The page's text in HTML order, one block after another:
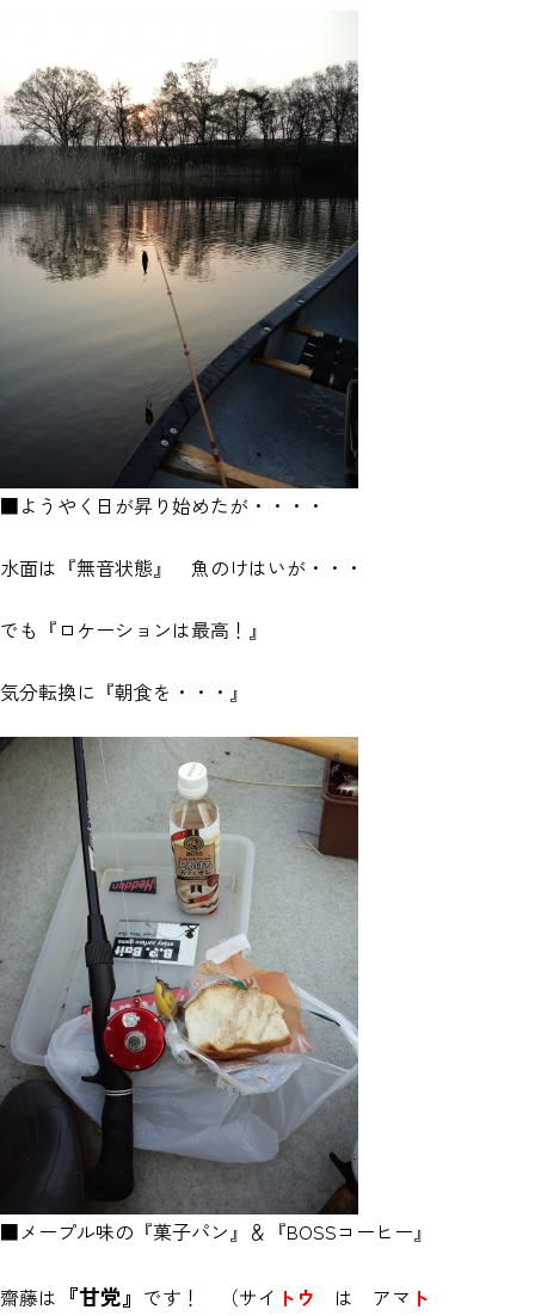
■ようやく日が昇り始めたが・・・・
水面は『無音状態』 魚のけはいが・・・
でも『ロケーションは最高！』
気分転換に『朝食を・・・』
■メープル味の『菓子パン』＆『BOSSコーヒー』
齋藤は 『甘党』 です！ （サイ トウ は アマ ト